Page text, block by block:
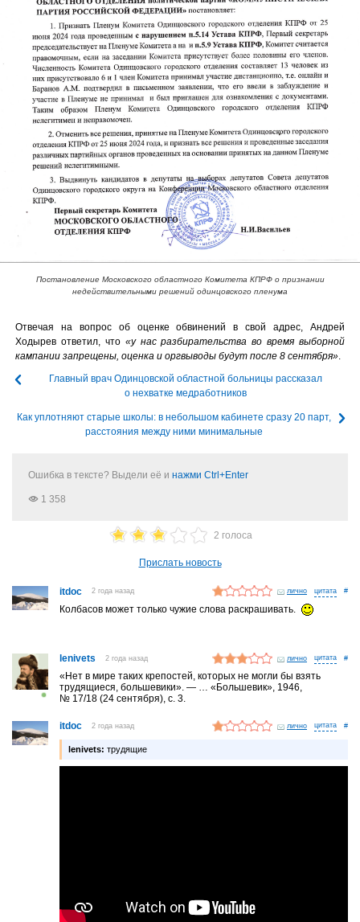
Постановление Московского областного Комитета КПРФ о признании
недействительными решений одинцовского пленума
Отвечая на вопрос об оценке обвинений в свой адрес, Андрей
Ходырев ответил, что «у нас разбирательства во время выборной
кампании запрещены, оценка и оргвыводы будут после 8 сентября».
Главный врач Одинцовской областной больницы рассказал
о нехватке медработников
Как уплотняют старые школы: в небольшом кабинете сразу 20 парт,
расстояния между ними минимальные
Ошибка в тексте? Выдели её и нажми Ctrl+Enter
1 358
2 голоса
Прислать новость
itdoc 2 года назад лично #
Колбасов может только чужие слова раскрашивать.
lenivets 2 года назад лично #
«Нет в мире таких крепостей, которых не могли бы взять
трудящиеся, большевики». — … «Большевик», 1946,
№ 17/18 (24 сентября), с. 3.
itdoc 2 года назад лично #
lenivets: трудящие